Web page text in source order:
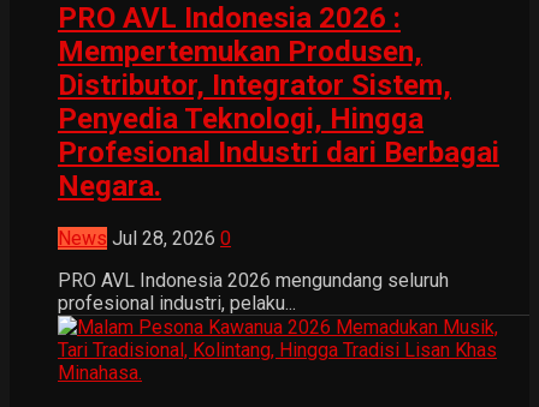
PRO AVL Indonesia 2026 :
Mempertemukan Produsen,
Distributor, Integrator Sistem,
Penyedia Teknologi, Hingga
Profesional Industri dari Berbagai
Negara.
News Jul 28, 2026 0
PRO AVL Indonesia 2026 mengundang seluruh
profesional industri, pelaku...